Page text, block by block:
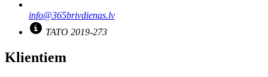
info@365brivdienas.lv
TATO 2019-273
Klientiem